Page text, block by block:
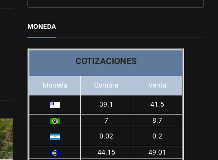
MONEDA
COTIZACIONES
Moneda Compra Venta
39.1 41.5
7
8.7
0.02
0.2
44.15
49.01